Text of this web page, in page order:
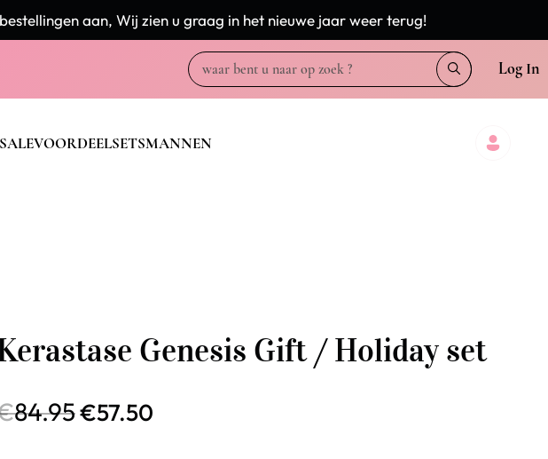
aan, Wij zien u graag in het nieuwe jaar weer terug!
Log In
SALEVOORDEELSETSMANNEN
Genesis Gift / Holiday set
84.95€57.50